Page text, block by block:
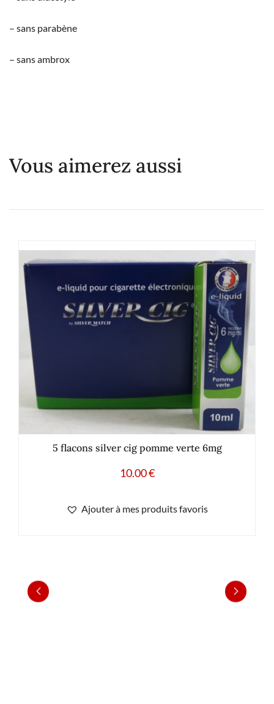
– sans parabène
– sans ambrox
Vous aimerez aussi
5 flacons silver cig pomme verte 6mg
10.00€
Ajouter à mes produits favoris